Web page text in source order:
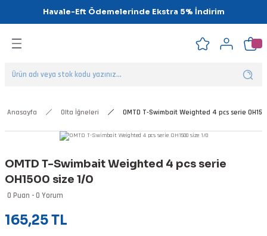
Havale-Eft Ödemelerinde Ekstra 5% İndirim
Geri Dön
Geri Dön
Geri Dön
Geri Dön
Geri Dön
Geri Dön
Anasayfa Olta İğneleri OMTD T-Swimbait Weighted 4 pcs serie
OMTD T-Swimbait Weighted 4 pcs serie
OH1500 size 1/0
0 Puan - 0 Yorum
165,25 TL